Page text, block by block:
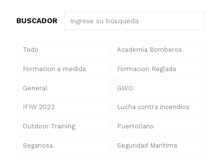
BUSCADOR
Todo Academia Bomberos
Formacion a medida Formacion Reglada
General GWO
IFIW 2023 Lucha contra incendios
Outdoor Training Puertollano
Seganosa Seguridad Marítima